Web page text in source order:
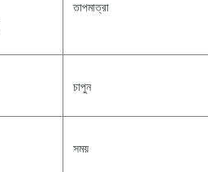
তাপমাত্রা
চাপুন
সময়